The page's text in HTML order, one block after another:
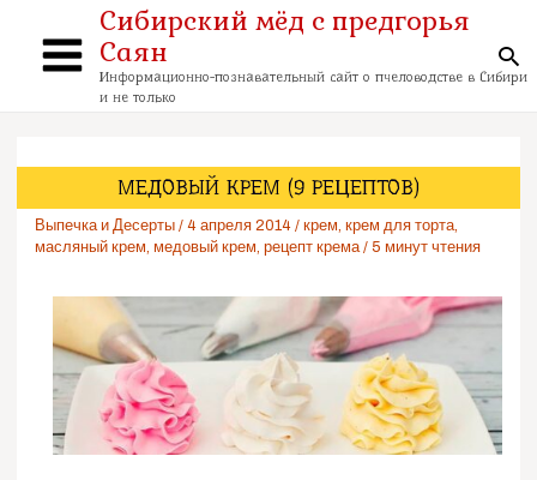
содержимому
Main
Сибирский мёд с предгорья
Саян
Информационно-познавательный сайт о пчеловодстве в Сибири
и не только
МЕДОВЫЙ КРЕМ (9 РЕЦЕПТОВ)
Выпечка и Десерты /4 апреля 2014 /крем ,крем для торта
масляный крем ,медовый крем ,рецепт крема /5 минут чтения